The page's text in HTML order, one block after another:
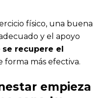
físico, una buena
y el apoyo
se recupere el
forma más efectiva.
empieza